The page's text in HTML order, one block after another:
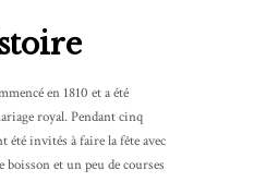
en 1810 et a été
royal. Pendant cinq
été invités à faire la fête avec
et un peu de courses